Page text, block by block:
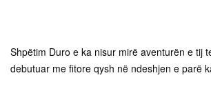
Shpëtim Duro e ka nisur mirë aventurën e tij
debutuar me fitore qysh në ndeshjen e parë